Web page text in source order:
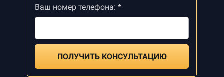
Ваш номер телефона: *
ПОЛУЧИТЬ КОНСУЛЬТАЦИЮ